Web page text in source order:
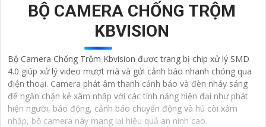
BỘ CAMERA CHỐNG TRỘM
KBVISION
Bộ Camera Chống Trộm Kbvision được trang bị chip xử lý SMD
4.0 giúp xử lý video mượt mà và gửi cảnh báo nhanh chóng qua
điện thoại. Camera phát âm thanh cảnh báo và đèn nháy sáng
để ngăn chặn kẻ xâm nhập với các tính năng hiện đại như phát
hiện người, báo động, cảnh báo chuyển động và hú còi xâm
nhập, bộ camera này mang lại hiệu quả an ninh cao.